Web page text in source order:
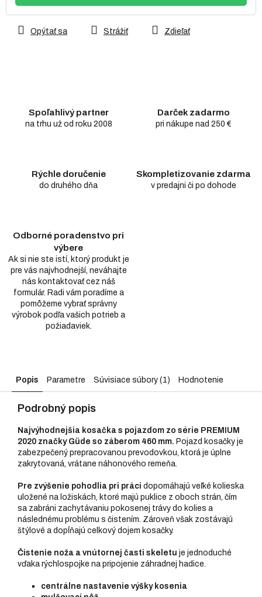
Opýtať sa Strážiť Zdieľať
Spoľahlivý partner
na trhu už od roku 2008
Darček zadarmo
pri nákupe nad 250 €
Rýchle doručenie
do druhého dňa
Skompletizovanie zdarma
v predajni či po dohode
Odborné poradenstvo pri
výbere
Ak si nie ste istí, ktorý produkt je
pre vás najvhodnejší, neváhajte
nás kontaktovať cez náš
formulár. Radi vám poradíme a
pomôžeme vybrať správny
výrobok podľa vašich potrieb a
požiadaviek.
Popis Parametre Súvisiace súbory (1) Hodnotenie
Podrobný popis
Najvýhodnejšia kosačka s pojazdom zo série PREMIUM
2020 značky Güde so záberom 460 mm. Pojazd kosačky je
zabezpečený prepracovanou prevodovkou, ktorá je úplne
zakrytovaná, vrátane náhonového remeňa.
Pre zvýšenie pohodlia pri práci dopomáhajú veľké kolieska
uložené na ložiskách, ktoré majú puklice z oboch strán, čím
sa zabráni zachytávaniu pokosenej trávy do kolies a
následnému problému s čistením. Zároveň však zostávajú
štýlové a dopĺňajú celkový dojem kosačky.
Čistenie noža a vnútornej časti skeletu je jednoduché
vďaka rýchlospojke na pripojenie záhradnej hadice.
centrálne nastavenie výšky kosenia